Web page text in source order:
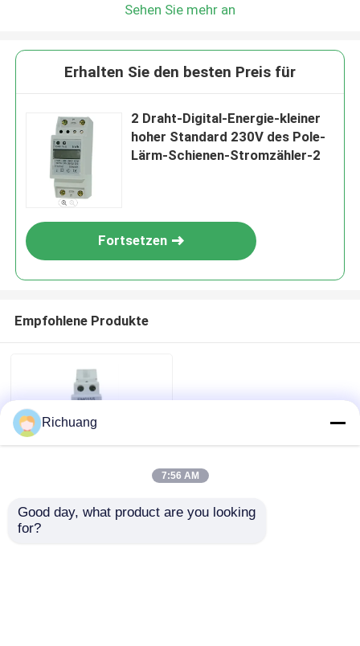
Sehen Sie mehr an
Erhalten Sie den besten Preis für
2 Draht-Digital-Energie-kleiner
hoher Standard 230V des Pole-
Lärm-Schienen-Stromzähler-2
Fortsetzen
Empfohlene Produkte
LÄRM EN50022 Lärm-
Schienen-Energie-
Richuang
7:56 AM
Good day, what product are you looking
for?